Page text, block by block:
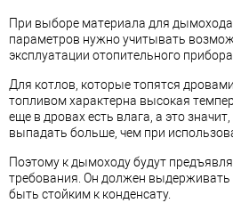
При выборе материала для дымохода
параметров нужно учитывать
эксплуатации отопительного
Для котлов, которые топятся
топливом характерна высокая
еще в дровах есть влага, а это
выпадать больше, чем при
Поэтому к дымоходу будут
требования. Он должен
быть стойким к конденсату.